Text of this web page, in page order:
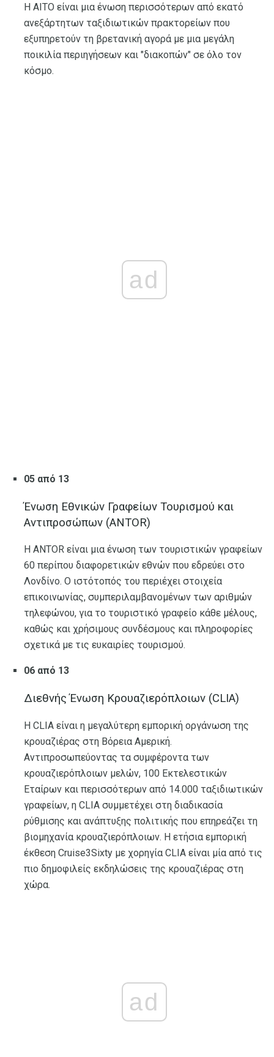
Η AITO είναι μια ένωση περισσότερων από εκατό
ανεξάρτητων ταξιδιωτικών πρακτορείων που
εξυπηρετούν τη βρετανική αγορά με μια μεγάλη
ποικιλία περιηγήσεων και "διακοπών" σε όλο τον
κόσμο.
ad
05 από 13
Ένωση Εθνικών Γραφείων Τουρισμού και
Αντιπροσώπων (ANTOR)
Η ANTOR είναι μια ένωση των τουριστικών γραφείων
60 περίπου διαφορετικών εθνών που εδρεύει στο
Λονδίνο. Ο ιστότοπός του περιέχει στοιχεία
επικοινωνίας, συμπεριλαμβανομένων των αριθμών
τηλεφώνου, για το τουριστικό γραφείο κάθε μέλους,
καθώς και χρήσιμους συνδέσμους και πληροφορίες
σχετικά με τις ευκαιρίες τουρισμού.
06 από 13
Διεθνής Ένωση Κρουαζιερόπλοιων (CLIA)
Η CLIA είναι η μεγαλύτερη εμπορική οργάνωση της
κρουαζιέρας στη Βόρεια Αμερική.
Αντιπροσωπεύοντας τα συμφέροντα των
κρουαζιερόπλοιων μελών, 100 Εκτελεστικών
Εταίρων και περισσότερων από 14.000 ταξιδιωτικών
γραφείων, η CLIA συμμετέχει στη διαδικασία
ρύθμισης και ανάπτυξης πολιτικής που επηρεάζει τη
βιομηχανία κρουαζιερόπλοιων. Η ετήσια εμπορική
έκθεση Cruise3Sixty με χορηγία CLIA είναι μία από τις
πιο δημοφιλείς εκδηλώσεις της κρουαζιέρας στη
χώρα.
ad